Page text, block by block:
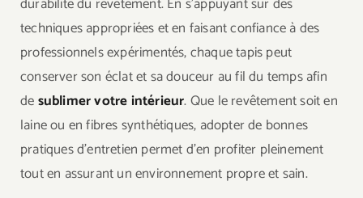
techniques appropriées et en faisant confiance à des
professionnels expérimentés, chaque tapis peut
conserver son éclat et sa douceur au fil du temps afin
desublimer votre intérieur. Que le revêtement soit en
laine ou en fibres synthétiques, adopter de bonnes
pratiques d’entretien permet d’en profiter pleinement
tout en assurant un environnement propre et sain.